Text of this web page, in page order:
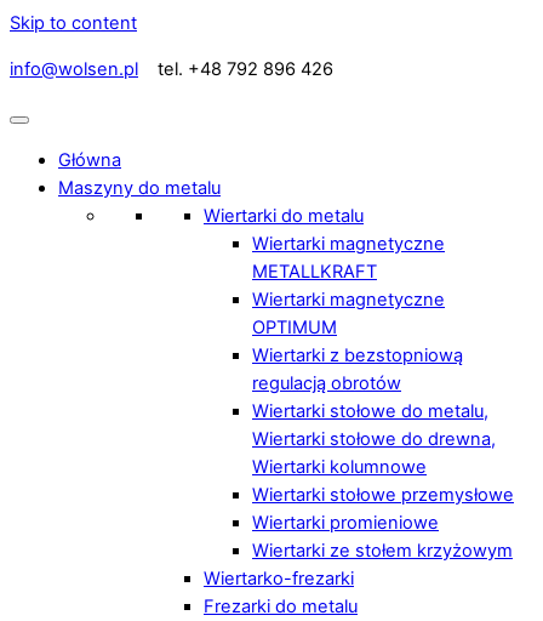
Skip to content
info@wolsen.pl tel. +48 792 896 426
Główna
Maszyny do metalu
Wiertarki do metalu
Wiertarki magnetyczne
METALLKRAFT
Wiertarki magnetyczne
OPTIMUM
Wiertarki z bezstopniową
regulacją obrotów
Wiertarki stołowe do metalu,
Wiertarki stołowe do drewna,
Wiertarki kolumnowe
Wiertarki stołowe przemysłowe
Wiertarki promieniowe
Wiertarki ze stołem krzyżowym
Wiertarko-frezarki
Frezarki do metalu